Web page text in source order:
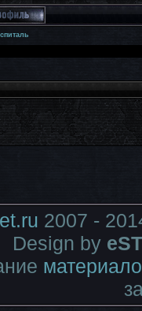
2007 -
Design by